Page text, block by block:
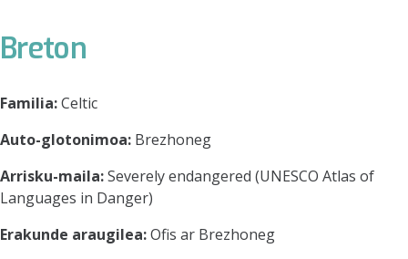
Breton
Familia:Celtic
Auto-glotonimoa: Brezhoneg
Arrisku-maila:Severely endangered (UNESCO Atlas of
Languages in Danger)
Erakunde araugilea:Ofis ar Brezhoneg